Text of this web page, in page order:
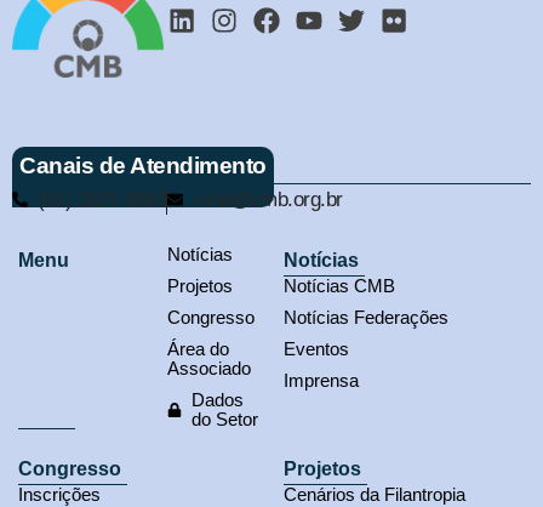
Canais de Atendimento
(61) 3321-9563 cmb@cmb.org.br
Menu
Notícias
Projetos
Congresso
Área do
Associado
Dados
do Setor
Notícias
Notícias CMB
Notícias Federações
Eventos
Imprensa
Congresso
Inscrições
Projetos
Cenários da Filantropia